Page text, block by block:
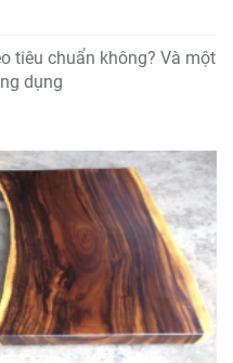
tiêu chuẩn không? Và một
dụng